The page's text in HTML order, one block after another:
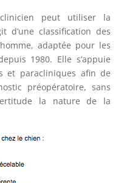
peut utiliser la
d’une classification des
adaptée pour les
1980. Elle s’appuie
et paracliniques afin de
préopératoire, sans
la nature de la